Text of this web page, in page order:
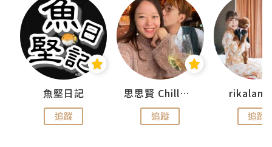
魚堅日記
追蹤
思思賢 ChillMyBabe
追蹤 追蹤